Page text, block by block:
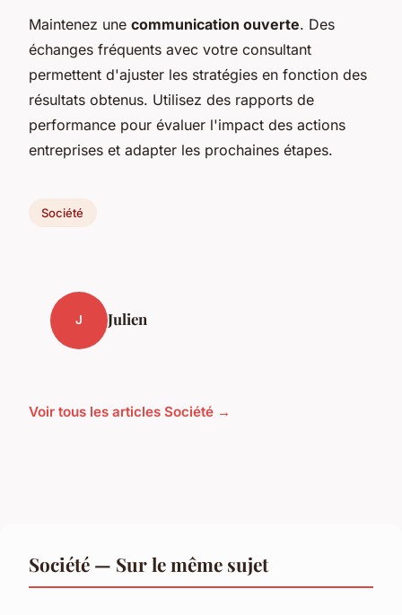
Maintenez une communication ouverte. Des
échanges fréquents avec votre consultant
permettent d'ajuster les stratégies en fonction des
résultats obtenus. Utilisez des rapports de
performance pour évaluer l'impact des actions
entreprises et adapter les prochaines étapes.
Société
J Julien
Voir tous les articles Société →
Société — Sur le même sujet